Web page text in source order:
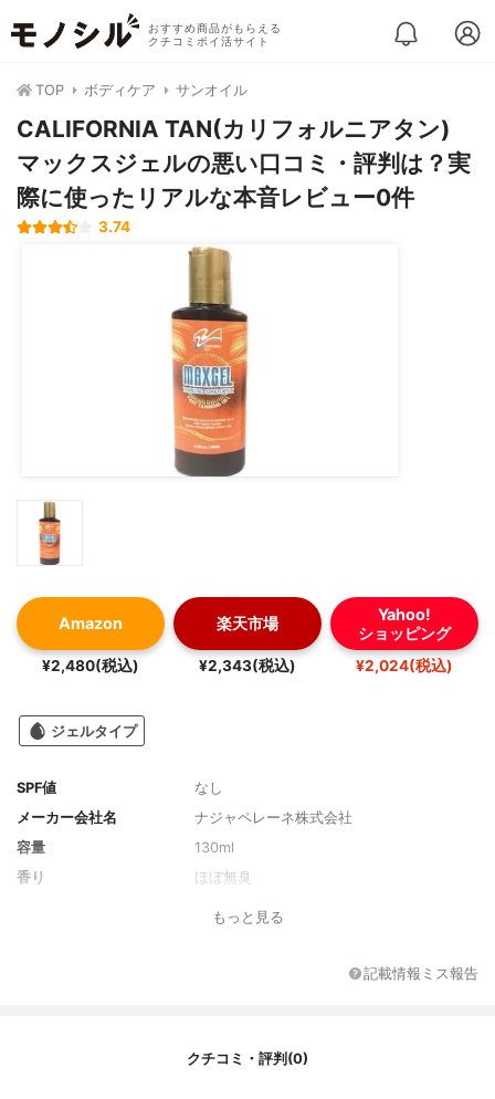
おすすめ商品がもらえる
クチコミポイ活サイト
TOP ボディケア サンオイル
CALIFORNIA TAN(カリフォルニアタン)
マックスジェルの悪い口コミ・評判は？実
際に使ったリアルな本音レビュー0件
3.74
Amazon
¥2,480(税込)
楽天市場
¥2,343(税込)
Yahoo!
ショッピング
¥2,024(税込)
ジェルタイプ
SPF値
なし
メーカー会社名
ナジャペレーネ株式会社
容量
130ml
香り
ほぼ無臭
もっと見る
記載情報ミス報告
クチコミ・評判(0)